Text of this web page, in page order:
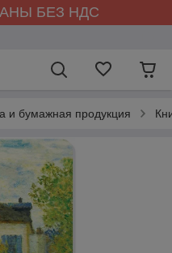
БЕЗ НДС
и бумажная продукция